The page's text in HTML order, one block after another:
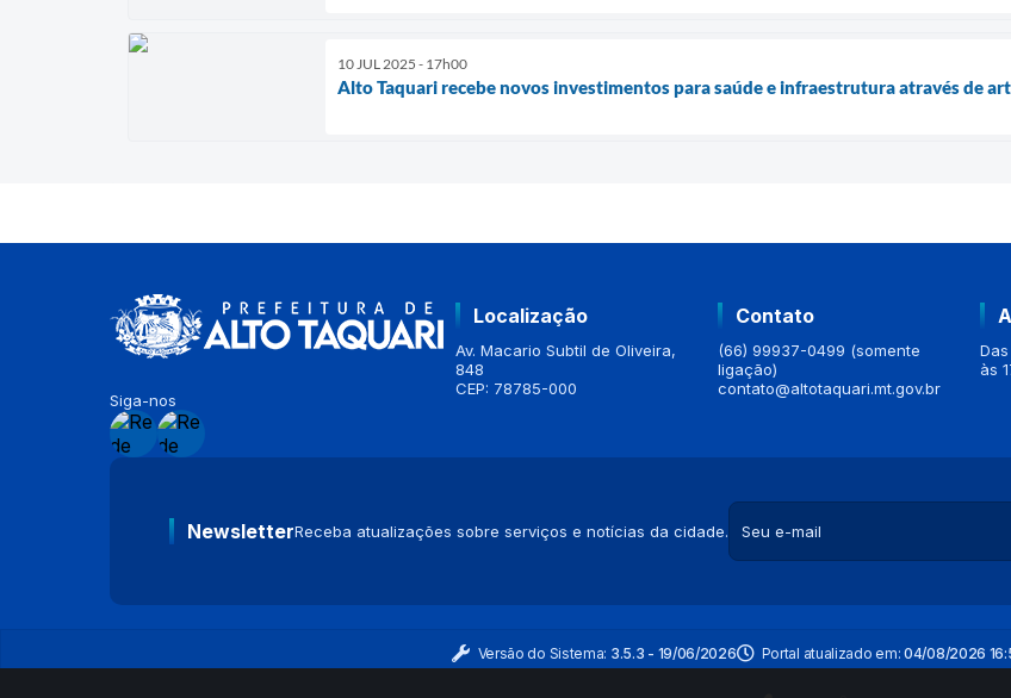
10 JUL 2025 - 17h00
Alto Taquari recebe novos investimentos para saúde e infraestrutura através de
Siga-nos
Localização
Av. Macario Subtil de Oliveira,
848
CEP: 78785-000
Contato
(66) 99937-0499 (somente
ligação)
contato@altotaquari.mt.gov.br
às
NewsletterReceba atualizações sobre serviços e notícias da cidade.
Versão do Sistema: 3.5.3 - 19/06/2026 Portal atualizado em:04/08/2026